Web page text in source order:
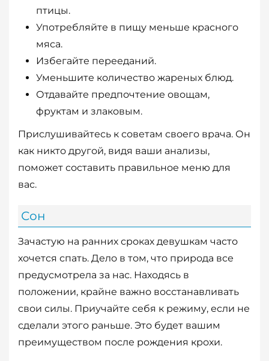
птицы.
Употребляйте в пищу меньше красного
мяса.
Избегайте перееданий.
Уменьшите количество жареных блюд.
Отдавайте предпочтение овощам,
фруктам и злаковым.
Прислушивайтесь к советам своего врача. Он
как никто другой, видя ваши анализы,
поможет составить правильное меню для
вас.
Сон
Зачастую на ранних сроках девушкам часто
хочется спать. Дело в том, что природа все
предусмотрела за нас. Находясь в
положении, крайне важно восстанавливать
свои силы. Приучайте себя к режиму, если не
сделали этого раньше. Это будет вашим
преимуществом после рождения крохи.